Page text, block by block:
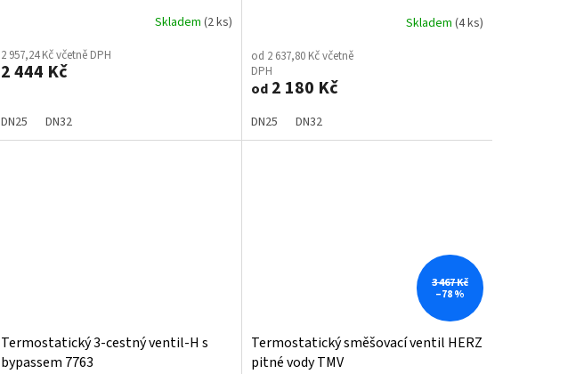
Skladem (2 ks)
2 957,24 Kč včetně DPH
2 444 Kč
DN25 DN32
Skladem (4 ks)
od 2 637,80 Kč včetně
DPH
od2 180 Kč
DN25 DN32
Termostatický 3-cestný ventil-H s
bypassem 7763
3 467 Kč
–78 %
Termostatický směšovací ventil HERZ
pitné vody TMV